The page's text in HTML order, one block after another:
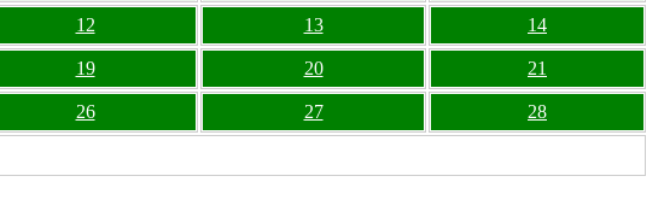
12 13 14
19 20 21
26 27 28